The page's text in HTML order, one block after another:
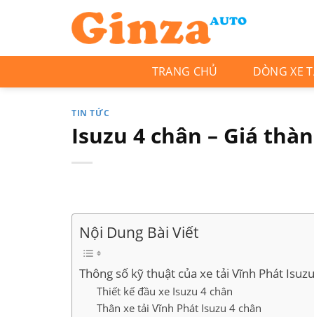
TRANG CHỦ DÒNG XE
TIN TỨC
Isuzu 4 chân – Giá
Nội Dung Bài Viết
Thông số kỹ thuật của xe tải Vĩnh Phát
Thiết kế đầu xe Isuzu 4 chân
Thân xe tải Vĩnh Phát Isuzu 4 chân